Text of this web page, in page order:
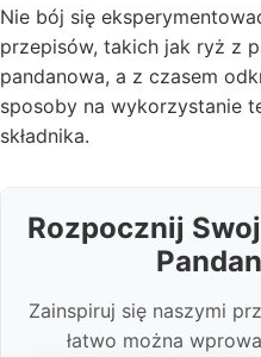
Nie bój się
przepisów, takich jak ryż z
pandanowa, a z czasem
sposoby na wykorzystanie
składnika.
Rozpocznij
Zainspiruj się naszymi
łatwo można